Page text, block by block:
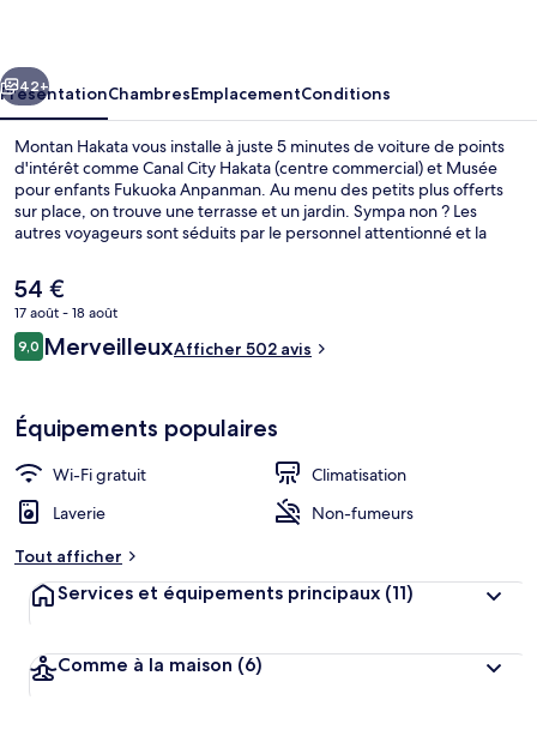
Réception
Suivant
42+
PrésentationChambresEmplacementConditions
Montan Hakata vous installe à juste 5 minutes de voiture de points
d'intérêt comme Canal City Hakata (centre commercial) et Musée
pour enfants Fukuoka Anpanman. Au menu des petits plus offerts
sur place, on trouve une terrasse et un jardin. Sympa non ? Les
autres voyageurs sont séduits par le personnel attentionné et la
distance à pied des transports publics. Station Higashi-hie se trouve
à 7 min à peine.
Le
prix
actuel
est
54 €
17 août - 18 août
Avis
voyageurs
9,09,0 sur 10
MerveilleuxAfficher 502 avis
Équipements populaires
Wi-Fi gratuit
Climatisation
Laverie
Non-fumeurs
Tout afficher
Services et équipements principaux (11)
Comme à la maison (6)